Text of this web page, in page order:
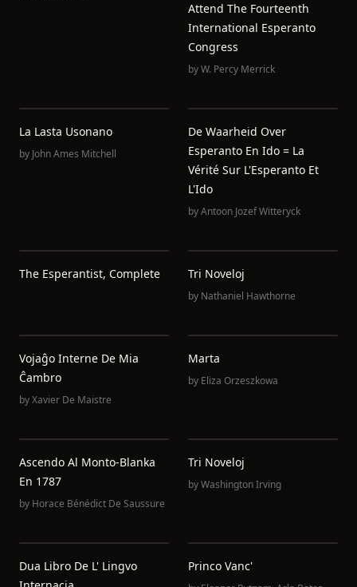
Attend The Fourteenth
International Esperanto
Congress
byW. Percy Merrick
La Lasta Usonano
by John Ames Mitchell
De Waarheid Over
Esperanto En Ido = La
Vérité Sur L'Esperanto Et
L'Ido
byAntoon Jozef Witteryck
The Esperantist, Complete Tri Noveloj
by Nathaniel Hawthorne
Vojaĝo Interne De Mia
Ĉambro
byXavier De Maistre
Marta
by Eliza Orzeszkowa
Ascendo Al Monto-Blanka
En 1787
by Horace Bénédict De Saussure
Tri Noveloj
byWashington Irving
Dua Libro De L' Lingvo
Princo Vanc'